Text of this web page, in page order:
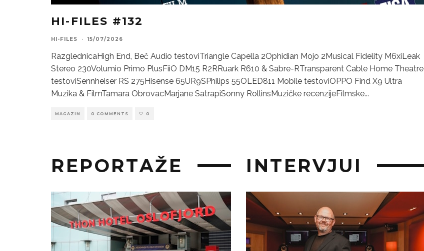
HI-FILES #132
HI-FILES · 15/07/2026
RazglednicaHigh End, Beč Audio testoviTriangle Capella 2Ophidian Mojo 2Musical Fidelity M6xiLeak
Stereo 230Volumio Primo PlusFiiO DM15 R2RRuark R610 & Sabre-RTransparent Cable Home Theatre
testoviSennheiser RS 275Hisense 65UR9SPhilips 55OLED811 Mobile testoviOPPO Find X9 Ultra
Muzika & FilmTamara ObrovacMarjane SatrapiSonny RollinsMuzičke recenzijeFilmske...
MAGAZIN 0 COMMENTS 0
REPORTAŽE INTERVJUI